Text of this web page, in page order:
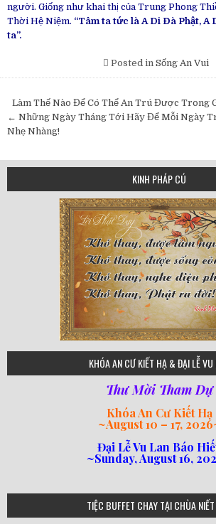
người. Giống như khai thị của Trung Phong
Thời Hệ Niệm. “Tâm ta tức là A Di Đà Phật, A
ta”.
Posted in Sống An Vui
Post
navigation
Làm Thế Nào Để Có Thể An Trú Được Trong
← Những Ngày Tháng Tới Hãy Để Mỗi Ngày
Nhẹ Nhàng!
KINH PHÁP CÚ
75
80
78
77
82
92
93
94
95
98
641
182
101
loipha2
loipha4
loipha1
loipha5
loipha7
loipha8
loipha10
loipha9
loi-phat-day
loipha15
loipha13
KHÓA AN CƯ KIẾT HẠ & ĐẠI LỄ VU
Thư Mời Tham Dự
Khóa An Cư Kiết Hạ
~August 10 – 17, 2026
Đại Lễ Vu Lan Báo
~Sunday, August 16,
TIỆC BUFFET CHAY TẠI CHÙA